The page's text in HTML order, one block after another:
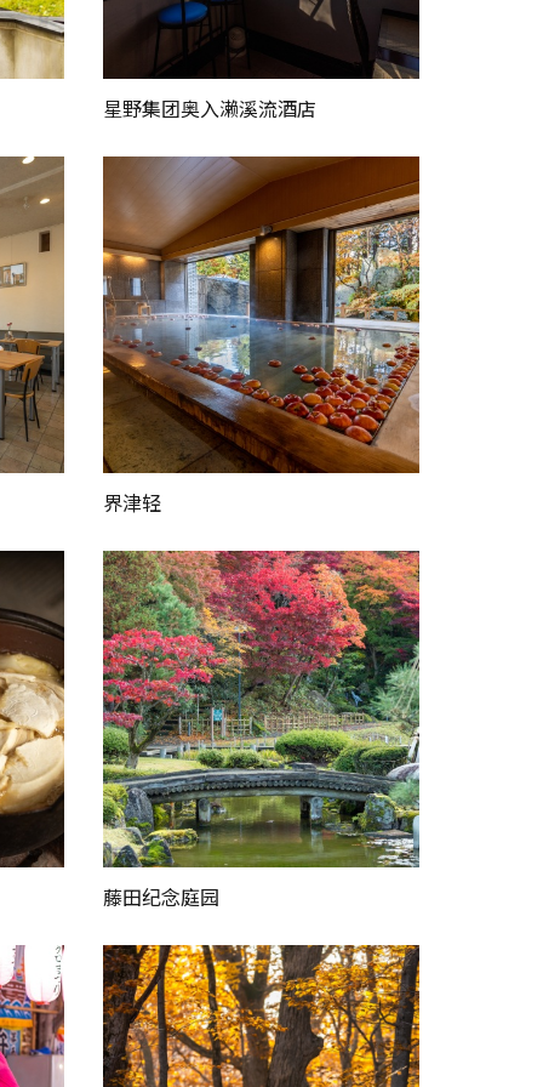
星野集团奥入濑溪流酒店
界津轻
藤田纪念庭园